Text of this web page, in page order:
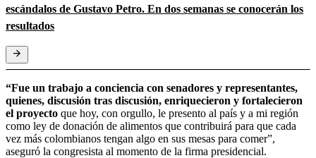
escándalos de Gustavo Petro. En dos semanas se conocerán los
resultados
“Fue un trabajo a conciencia con senadores y representantes,
quienes, discusión tras discusión, enriquecieron y fortalecieron
el proyecto que hoy, con orgullo, le presento al país y a mi región
como ley de donación de alimentos que contribuirá para que cada
vez más colombianos tengan algo en sus mesas para comer”,
aseguró la congresista al momento de la firma presidencial.